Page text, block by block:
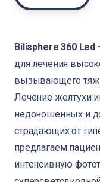
Bilisphere 360 Led
для лечения
вызывающего
Лечение желтухи
недоношенных и
страдающих от
предлагаем
интенсивную